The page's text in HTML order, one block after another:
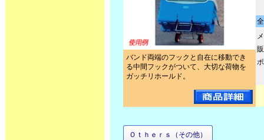
バンド両端のフックと自在に移動でき
る中間フックがついて、大切な荷物を
ガッチリホールド。
Ｏｔｈｅｒｓ（その他）